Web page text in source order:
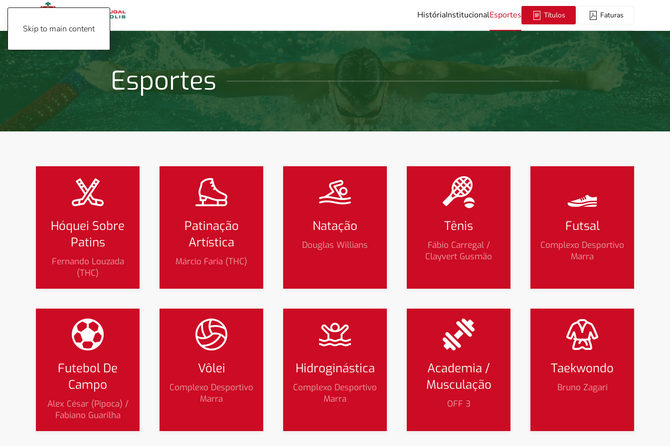
Skip to main content
HistóriaInstitucionalEsportes Títulos Faturas
Esportes
Hóquei Sobre
Patins
Fernando Louzada
(THC)
Patinação
Artística
Márcio Faria (THC)
Natação
Douglas Willians
Tênis
Fábio Carregal /
Clayvert Gusmão
Futsal
Complexo Desportivo
Marra
Futebol De
Campo
Alex César (Pipoca) /
Fabiano Guarilha
Vôlei
Complexo Desportivo
Marra
Hidroginástica
Complexo Desportivo
Marra
Academia /
Musculação
OFF 3
Taekwondo
Bruno Zagari